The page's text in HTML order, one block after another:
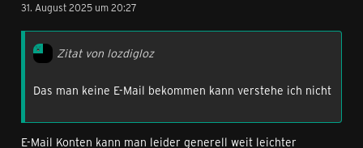
31. August 2025 um 20:27
Zitat von lozdigloz
Das man keine E-Mail bekommen kann verstehe ich nicht
E-Mail Konten kann man leider generell weit leichter